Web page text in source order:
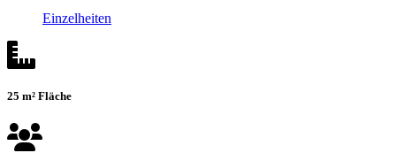
Einzelheiten
25 m² Fläche